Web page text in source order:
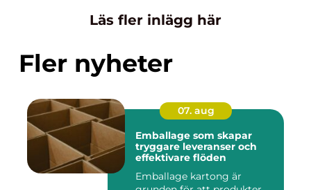
Läs fler inlägg här
Fler nyheter
07. aug
Emballage som skapar
tryggare leveranser och
effektivare flöden
Emballage kartong är